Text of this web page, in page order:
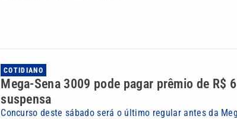
COTIDIANO
Mega-Sena 3009 pode pagar prêmio de R$
suspensa
Concurso deste sábado será o último regular antes da